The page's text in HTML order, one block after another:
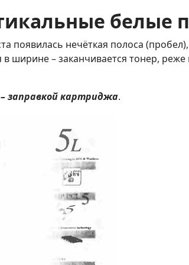
белые
появилась нечёткая полоса
в ширине – заканчивается тонер,
заправкой картриджа.